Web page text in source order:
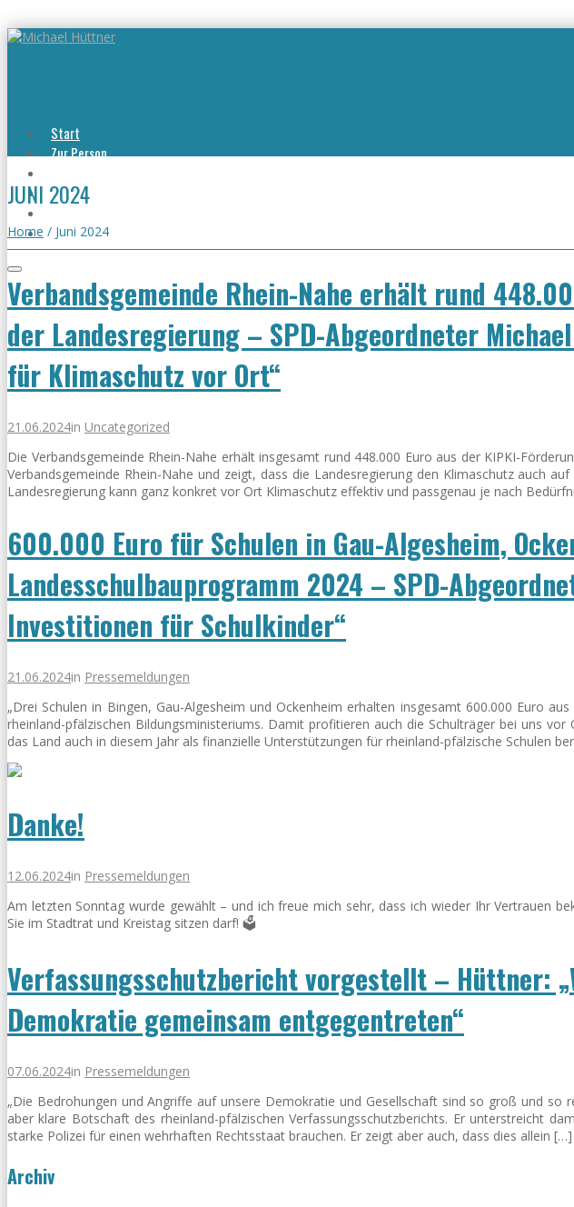
Start
Zur Person
Viel erreicht
Kontakt
JUNI 2024
Home / Juni 2024
Verbandsgemeinde Rhein-Nahe erhält rund
der Landesregierung – SPD-Abgeordneter
für Klimaschutz vor Ort“
21.06.2024in Uncategorized
Die Verbandsgemeinde Rhein-Nahe erhält insgesamt rund 448.000 Euro aus der KIPKI-
Verbandsgemeinde Rhein-Nahe und zeigt, dass die Landesregierung den Klimaschutz auch
Landesregierung kann ganz konkret vor Ort Klimaschutz effektiv und passgenau je nach
600.000 Euro für Schulen in Gau-Algesheim,
Landesschulbauprogramm 2024 – SPD-
Investitionen für Schulkinder“
21.06.2024in Pressemeldungen
„Drei Schulen in Bingen, Gau-Algesheim und Ockenheim erhalten insgesamt 600.000 Euro
rheinland-pfälzischen Bildungsministeriums. Damit profitieren auch die Schulträger bei uns
das Land auch in diesem Jahr als finanzielle Unterstützungen für rheinland-pfälzische Schulen
Danke!
12.06.2024in Pressemeldungen
Am letzten Sonntag wurde gewählt – und ich freue mich sehr, dass ich wieder Ihr Vertrauen
Sie im Stadtrat und Kreistag sitzen darf! 🗳️
Verfassungsschutzbericht vorgestellt – Hüttner:
Demokratie gemeinsam entgegentreten“
07.06.2024in Pressemeldungen
„Die Bedrohungen und Angriffe auf unsere Demokratie und Gesellschaft sind so groß und
aber klare Botschaft des rheinland-pfälzischen Verfassungsschutzberichts. Er unterstreicht
starke Polizei für einen wehrhaften Rechtsstaat brauchen. Er zeigt aber auch, dass dies allein […]
Archiv